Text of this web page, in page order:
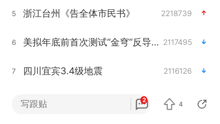
5 浙江台州《告全体市民书》 2218739
6 美拟年底前首次测试“金穹”反导系统 2117495
7 四川宜宾3.4级地震 2116126
网约车司机充电时猝死保险拒赔 2107174
写跟贴 2
4